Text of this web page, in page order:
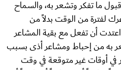
ما تفكر وتشعر به، والسماح
لفترة من الوقت بدلاً من
أن تفعل مع بقية المشاعر
به من إحباط ومشاعر أذى بسبب
أوقات غير متوقعة في وقت